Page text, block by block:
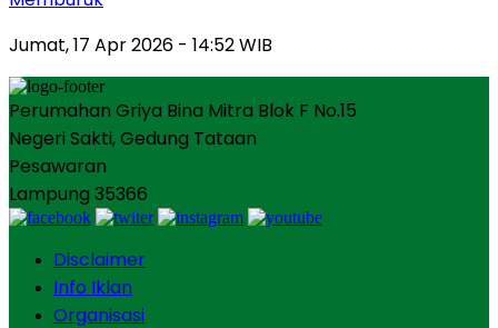
Jumat, 17 Apr 2026 - 14:52 WIB
Perumahan Griya Bina Mitra Blok F No.15
Negeri Sakti, Gedung Tataan
Pesawaran
Lampung 35366
Disclaimer
Info Iklan
Organisasi